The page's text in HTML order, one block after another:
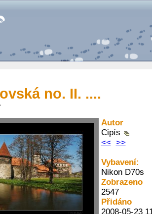
no. II. ....
Autor
Cipís
<< >>
Vybavení:
Nikon D70s
Zobrazeno
2547
Přidáno
2008-05-23